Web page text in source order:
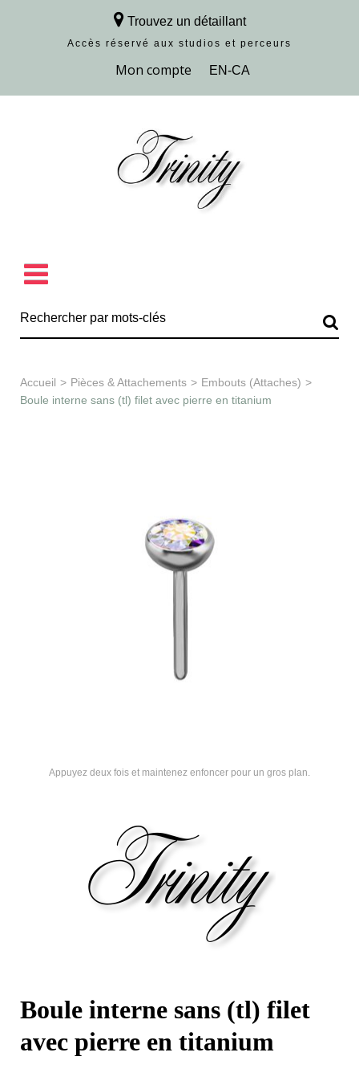
Trouvez un détaillant
Accès réservé aux studios et perceurs
Découvrir la collection
Accueil > Pièces & Attachements > Embouts (Attaches) >
Boule interne sans (tl) filet avec pierre en titanium
Appuyez deux fois et maintenez enfoncer pour un gros plan.
Boule interne sans (tl) filet
avec pierre en titanium